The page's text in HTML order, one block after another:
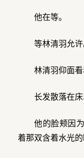
他在等。
等林清羽允许
林清羽仰面看
长发散落在
他的脸颊因
着那双含着水光